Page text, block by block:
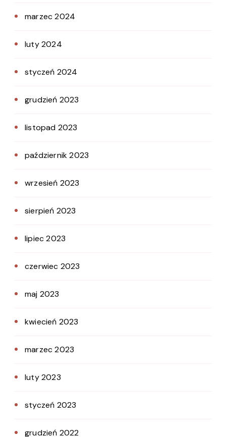
marzec 2024
luty 2024
styczeń 2024
grudzień 2023
listopad 2023
październik 2023
wrzesień 2023
sierpień 2023
lipiec 2023
czerwiec 2023
maj 2023
kwiecień 2023
marzec 2023
luty 2023
styczeń 2023
grudzień 2022